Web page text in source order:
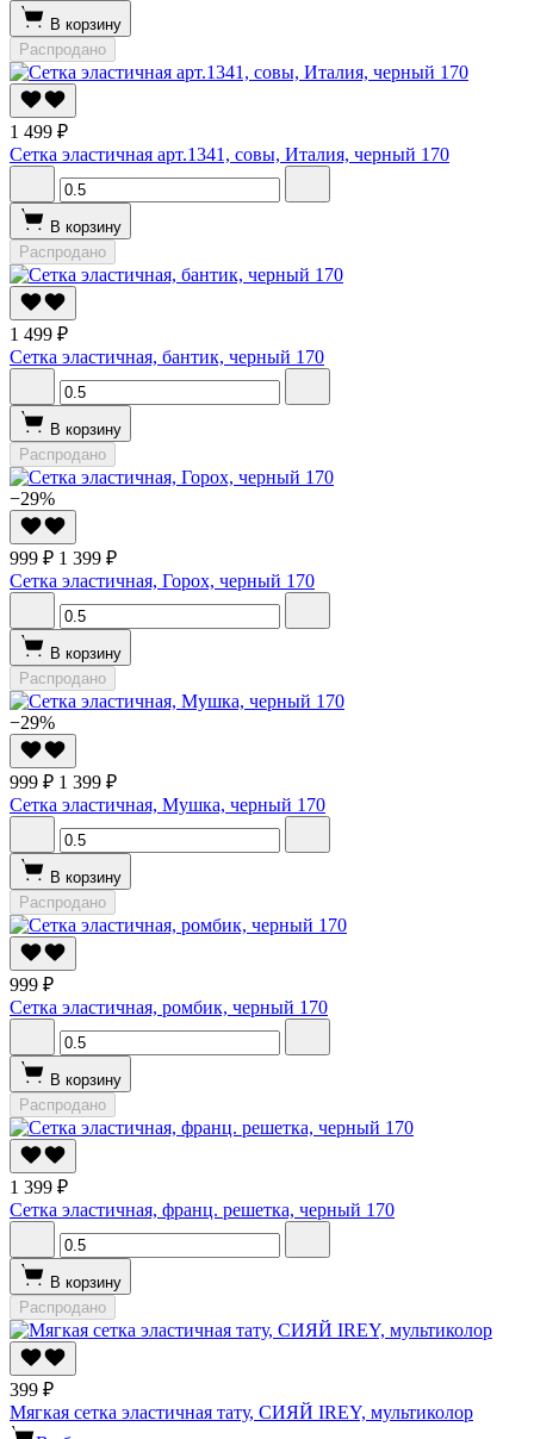
В корзину
Распродано
1 499 ₽
Сетка эластичная арт.1341, совы, Италия, черный 170
В корзину
Распродано
1 499 ₽
Сетка эластичная, бантик, черный 170
В корзину
Распродано
−29%
999 ₽ 1 399 ₽
Сетка эластичная, Горох, черный 170
В корзину
Распродано
−29%
999 ₽ 1 399 ₽
Сетка эластичная, Мушка, черный 170
В корзину
Распродано
999 ₽
Сетка эластичная, ромбик, черный 170
В корзину
Распродано
1 399 ₽
Сетка эластичная, франц. решетка, черный 170
В корзину
Распродано
399 ₽
Мягкая сетка эластичная тату, СИЯЙ IREY, мультиколор